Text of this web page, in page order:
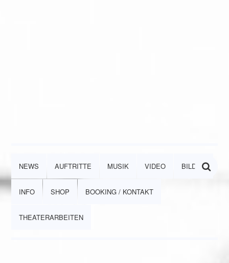
NEWS AUFTRITTE MUSIK VIDEO BILDER
INFO SHOP BOOKING / KONTAKT
THEATERARBEITEN